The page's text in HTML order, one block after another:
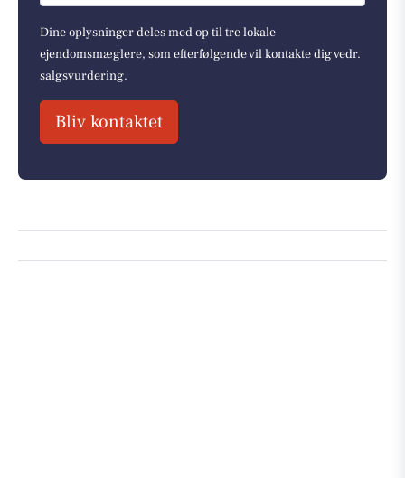
Dine oplysninger deles med op til tre lokale
ejendomsmæglere, som efterfølgende vil kontakte dig vedr.
salgsvurdering.
Bliv kontaktet